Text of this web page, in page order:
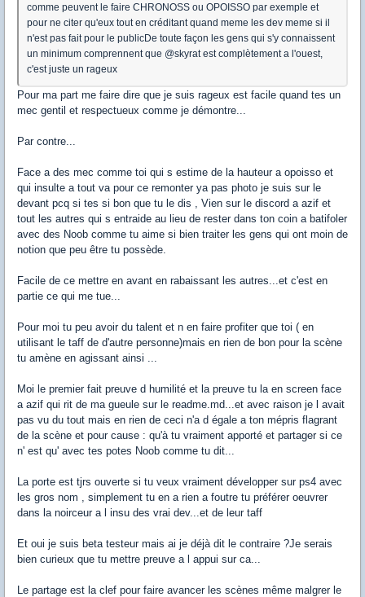
comme peuvent le faire CHRONOSS ou OPOISSO par exemple et
pour ne citer qu'eux tout en créditant quand meme les dev meme si il
n'est pas fait pour le publicDe toute façon les gens qui s'y connaissent
un minimum comprennent que @skyrat est complètement a l'ouest,
c'est juste un rageux
Pour ma part me faire dire que je suis rageux est facile quand tes un
mec gentil et respectueux comme je démontre...
Par contre...
Face a des mec comme toi qui s estime de la hauteur a opoisso et
qui insulte a tout va pour ce remonter ya pas photo je suis sur le
devant pcq si tes si bon que tu le dis , Vien sur le discord a azif et
tout les autres qui s entraide au lieu de rester dans ton coin a batifoler
avec des Noob comme tu aime si bien traiter les gens qui ont moin de
notion que peu être tu possède.
Facile de ce mettre en avant en rabaissant les autres...et c'est en
partie ce qui me tue...
Pour moi tu peu avoir du talent et n en faire profiter que toi ( en
utilisant le taff de d'autre personne)mais en rien de bon pour la scène
tu amène en agissant ainsi ...
Moi le premier fait preuve d humilité et la preuve tu la en screen face
a azif qui rit de ma gueule sur le readme.md...et avec raison je l avait
pas vu du tout mais en rien de ceci n'a d égale a ton mépris flagrant
de la scène et pour cause : qu'à tu vraiment apporté et partager si ce
n' est qu' avec tes potes Noob comme tu dit...
La porte est tjrs ouverte si tu veux vraiment développer sur ps4 avec
les gros nom , simplement tu en a rien a foutre tu préférer oeuvrer
dans la noirceur a l insu des vrai dev...et de leur taff
Et oui je suis beta testeur mais ai je déjà dit le contraire ?Je serais
bien curieux que tu mettre preuve a l appui sur ca...
Le partage est la clef pour faire avancer les scènes même malgrer le